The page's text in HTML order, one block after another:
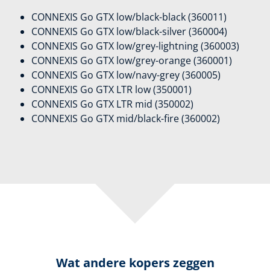
CONNEXIS Go GTX low/black-black (360011)
CONNEXIS Go GTX low/black-silver (360004)
CONNEXIS Go GTX low/grey-lightning (360003)
CONNEXIS Go GTX low/grey-orange (360001)
CONNEXIS Go GTX low/navy-grey (360005)
CONNEXIS Go GTX LTR low (350001)
CONNEXIS Go GTX LTR mid (350002)
CONNEXIS Go GTX mid/black-fire (360002)
Wat andere kopers zeggen